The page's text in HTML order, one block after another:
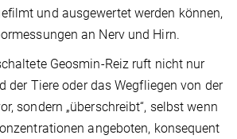
und ausgewertet werden können,
an Nerv und Hirn.
Geosmin-Reiz ruft nicht nur
der Tiere oder das Wegfliegen von der
sondern „überschreibt“, selbst wenn
angeboten, konsequent